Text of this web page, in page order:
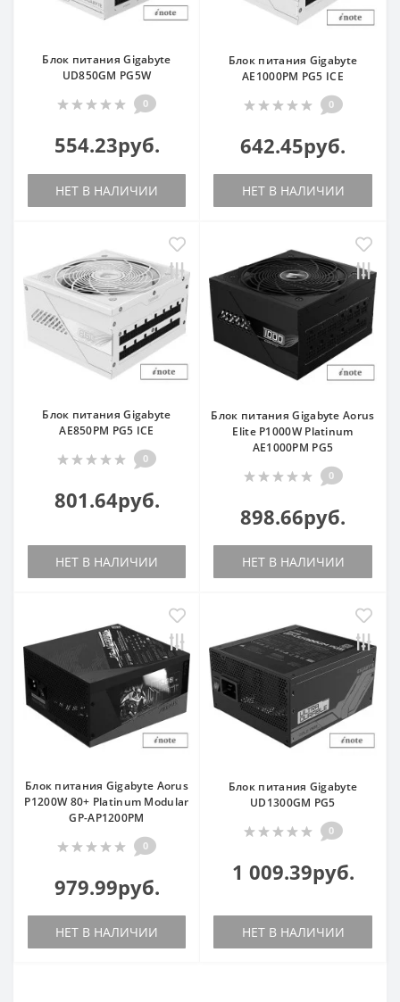
Блок питания Gigabyte
UD850GM PG5W
0
554.23руб.
НЕТ В НАЛИЧИИ
Блок питания Gigabyte
AE1000PM PG5 ICE
0
642.45руб.
НЕТ В НАЛИЧИИ
Блок питания Gigabyte
AE850PM PG5 ICE
0
801.64руб.
НЕТ В НАЛИЧИИ
Блок питания Gigabyte Aorus
Elite P1000W Platinum
AE1000PM PG5
0
898.66руб.
НЕТ В НАЛИЧИИ
Блок питания Gigabyte Aorus
P1200W 80+ Platinum Modular
GP-AP1200PM
0
979.99руб.
НЕТ В НАЛИЧИИ
Блок питания Gigabyte
UD1300GM PG5
0
1 009.39руб.
НЕТ В НАЛИЧИИ